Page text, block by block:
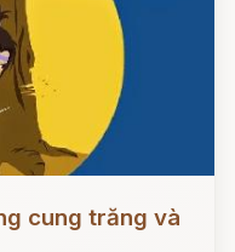
cung trăng và